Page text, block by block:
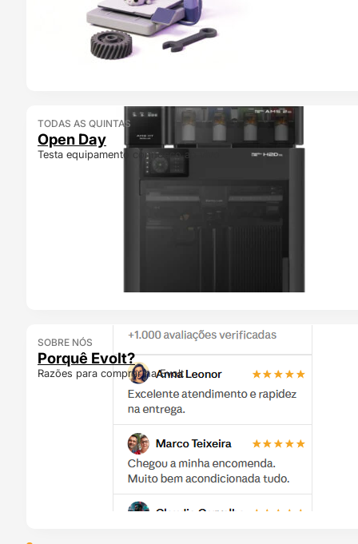
TODAS AS QUINTAS
Open Day
Testa equipamento connosco ao vivo
SOBRE NÓS
Porquê Evolt?
Razões para comprar na Evolt